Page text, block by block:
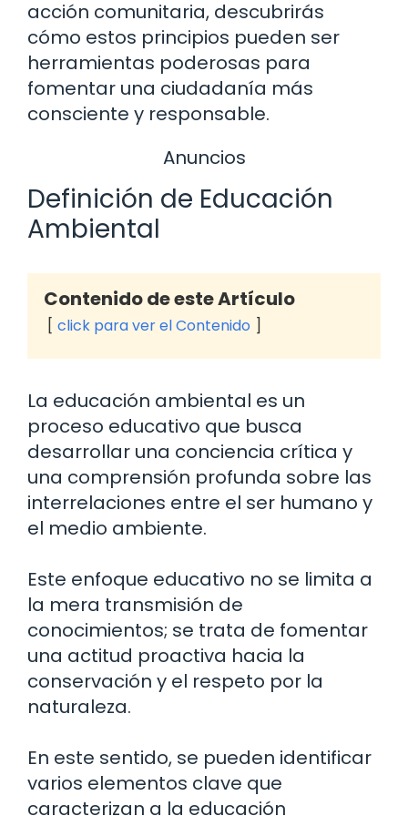
acción comunitaria, descubrirás
cómo estos principios pueden ser
herramientas poderosas para
fomentar una ciudadanía más
consciente y responsable.
Anuncios
Definición de Educación
Ambiental
Contenido de este Artículo
click para ver el Contenido
La educación ambiental es un
proceso educativo que busca
desarrollar una conciencia crítica y
una comprensión profunda sobre las
interrelaciones entre el ser humano y
el medio ambiente.
Este enfoque educativo no se limita a
la mera transmisión de
conocimientos; se trata de fomentar
una actitud proactiva hacia la
conservación y el respeto por la
naturaleza.
En este sentido, se pueden identificar
varios elementos clave que
caracterizan a la educación